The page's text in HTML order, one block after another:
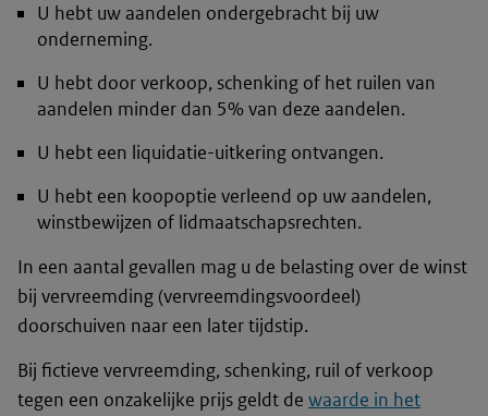
U hebt uw aandelen ondergebracht bij uw
onderneming.
U hebt door verkoop, schenking of het ruilen van
aandelen minder dan 5% van deze aandelen.
U hebt een liquidatie-uitkering ontvangen.
U hebt een koopoptie verleend op uw aandelen,
winstbewijzen of lidmaatschapsrechten.
In een aantal gevallen mag u de belasting over de winst
bij vervreemding (vervreemdingsvoordeel)
doorschuiven naar een later tijdstip.
Bij fictieve vervreemding, schenking, ruil of verkoop
tegen een onzakelijke prijs geldt de waarde in het